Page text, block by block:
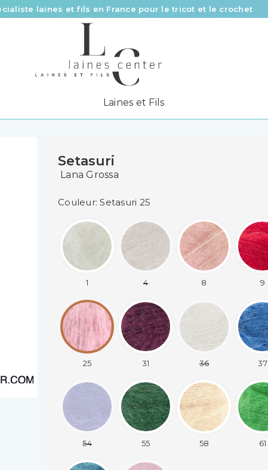
laines et fils en France pour le tricot et le crochet
fils de qualité à tous les prix pour toutes vos envies !
Livraison offerte à partir de 58 € d’achat
Laines et Fils
Setasuri
Lana Grossa
Couleur: Setasuri 25
1 4 8 9
25 31 36 37
54 55 58 61